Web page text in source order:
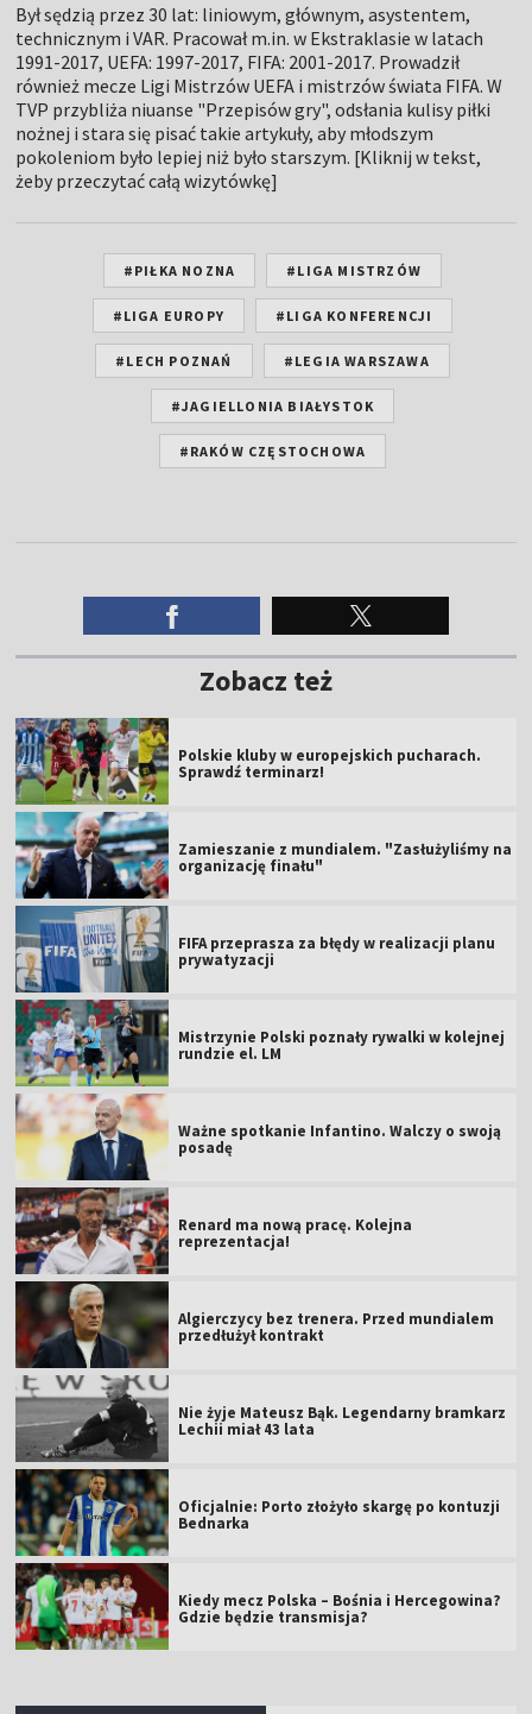
Był sędzią przez 30 lat: liniowym, głównym, asystentem,
technicznym i VAR. Pracował m.in. w Ekstraklasie w latach
1991-2017, UEFA: 1997-2017, FIFA: 2001-2017. Prowadził
również mecze Ligi Mistrzów UEFA i mistrzów świata FIFA. W
TVP przybliża niuanse "Przepisów gry", odsłania kulisy piłki
nożnej i stara się pisać takie artykuły, aby młodszym
pokoleniom było lepiej niż było starszym. [Kliknij w tekst,
żeby przeczytać całą wizytówkę]
#PIŁKA NOZNA #LIGA MISTRZÓW
#LIGA EUROPY #LIGA KONFERENCJI
#LECH POZNAŃ #LEGIA WARSZAWA
#JAGIELLONIA BIAŁYSTOK
#RAKÓW CZĘSTOCHOWA
Zobacz też
Polskie kluby w europejskich pucharach.
Sprawdź terminarz!
Zamieszanie z mundialem. "Zasłużyliśmy na
organizację finału"
FIFA przeprasza za błędy w realizacji planu
prywatyzacji
Mistrzynie Polski poznały rywalki w kolejnej
rundzie el. LM
Ważne spotkanie Infantino. Walczy o swoją
posadę
Renard ma nową pracę. Kolejna
reprezentacja!
Algierczycy bez trenera. Przed mundialem
przedłużył kontrakt
Nie żyje Mateusz Bąk. Legendarny bramkarz
Lechii miał 43 lata
Oficjalnie: Porto złożyło skargę po kontuzji
Bednarka
Kiedy mecz Polska – Bośnia i Hercegowina?
Gdzie będzie transmisja?